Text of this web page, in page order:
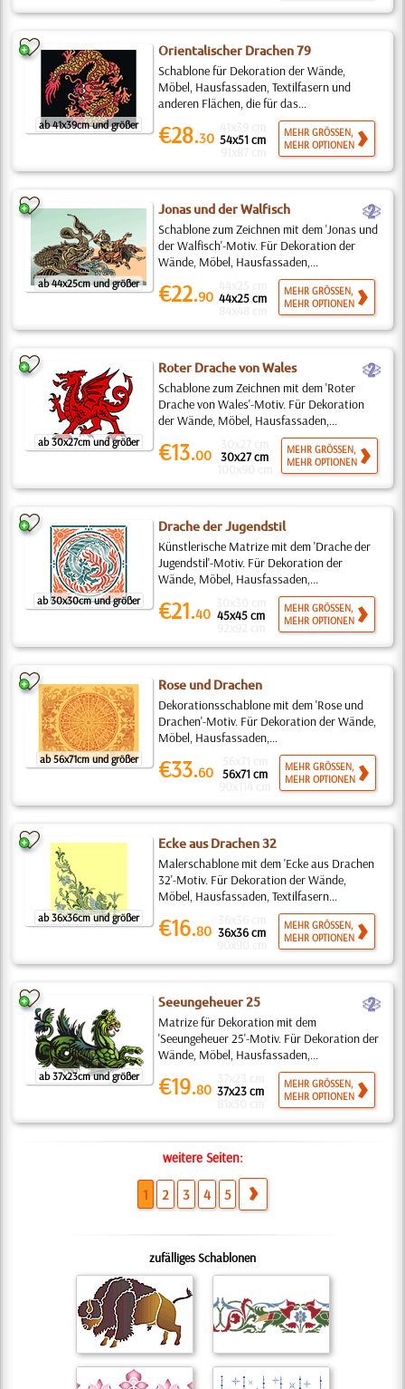
ab 41x39cm und größer
Orientalischer Drachen 79
Schablone für Dekoration der Wände,
Möbel, Hausfassaden, Textilfasern und
anderen Flächen, die für das...
€28.30 54x51 cm
MEHR GRÖSSEN,
MEHR OPTIONEN
ab 44x25cm und größer
Jonas und der Walfisch b
Schablone zum Zeichnen mit dem 'Jonas und
der Walfisch'-Motiv. Für Dekoration der
Wände, Möbel, Hausfassaden,...
€22.90 44x25 cm
MEHR GRÖSSEN,
MEHR OPTIONEN
ab 30x27cm und größer
Roter Drache von Wales b
Schablone zum Zeichnen mit dem 'Roter
Drache von Wales'-Motiv. Für Dekoration
der Wände, Möbel, Hausfassaden,...
€13.00 30x27 cm
MEHR GRÖSSEN,
MEHR OPTIONEN
ab 30x30cm und größer
Drache der Jugendstil
Künstlerische Matrize mit dem 'Drache der
Jugendstil'-Motiv. Für Dekoration der
Wände, Möbel, Hausfassaden,...
€21.40 45x45 cm
MEHR GRÖSSEN,
MEHR OPTIONEN
ab 56x71cm und größer
Rose und Drachen
Dekorationsschablone mit dem 'Rose und
Drachen'-Motiv. Für Dekoration der Wände,
Möbel, Hausfassaden,...
€33.60 56x71 cm
MEHR GRÖSSEN,
MEHR OPTIONEN
ab 36x36cm und größer
Ecke aus Drachen 32
Malerschablone mit dem 'Ecke aus Drachen
32'-Motiv. Für Dekoration der Wände,
Möbel, Hausfassaden, Textilfasern...
€16.80 36x36 cm
MEHR GRÖSSEN,
MEHR OPTIONEN
ab 37x23cm und größer
Seeungeheuer 25 b
Matrize für Dekoration mit dem
'Seeungeheuer 25'-Motiv. Für Dekoration der
Wände, Möbel, Hausfassaden,...
€19.80 37x23 cm
MEHR GRÖSSEN,
MEHR OPTIONEN
weitere Seiten:
1 2 3 4 5
zufälliges Schablonen